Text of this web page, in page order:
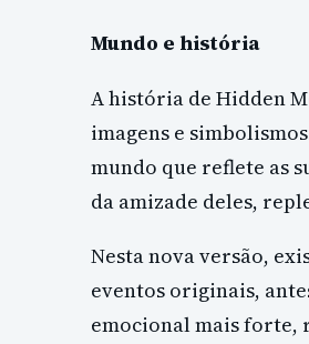
Mundo e história
A história de Hidden
imagens e
mundo que reflete as
da amizade deles,
Nesta nova versão,
eventos originais,
emocional mais forte,